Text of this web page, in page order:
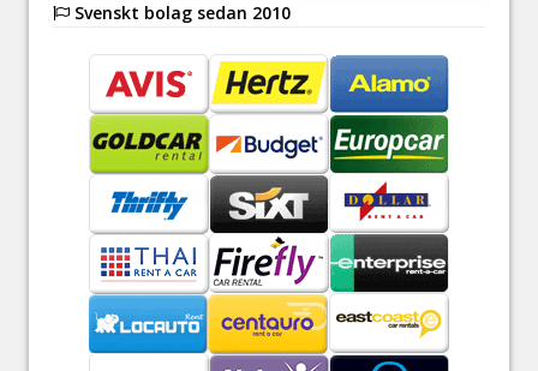
Svenskt bolag sedan 2010